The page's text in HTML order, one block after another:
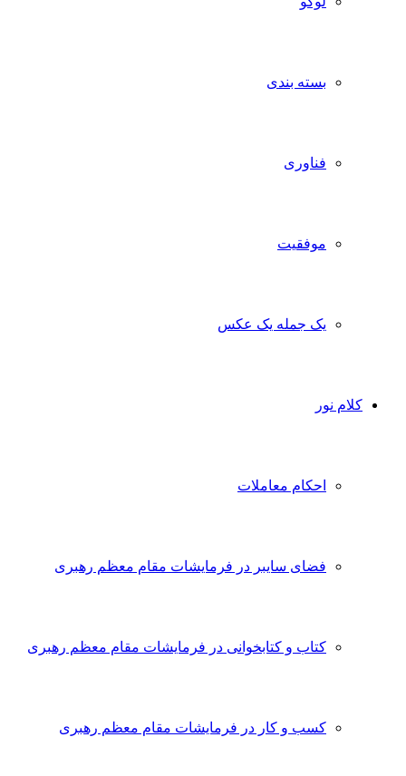
بسته بندی
فناوری
موفقیت
یک جمله یک عکس
کلام نور
احکام معاملات
فضای سایبر در فرمایشات مقام معظم رهبری
کتاب و کتابخوانی در فرمایشات مقام معظم رهبری
کسب و کار در فرمایشات مقام معظم رهبری